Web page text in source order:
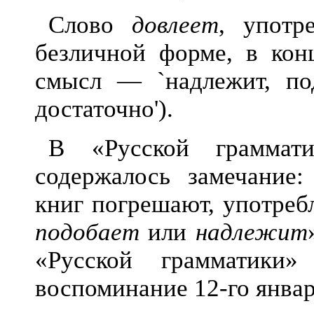
Слово довлеет,
безличной форме, в
смысл — `надлежит,
достаточно').
В «Русской
содержалось з
книг погрешают,
подобает или надлежит
«Русской
воспоминание 12-го